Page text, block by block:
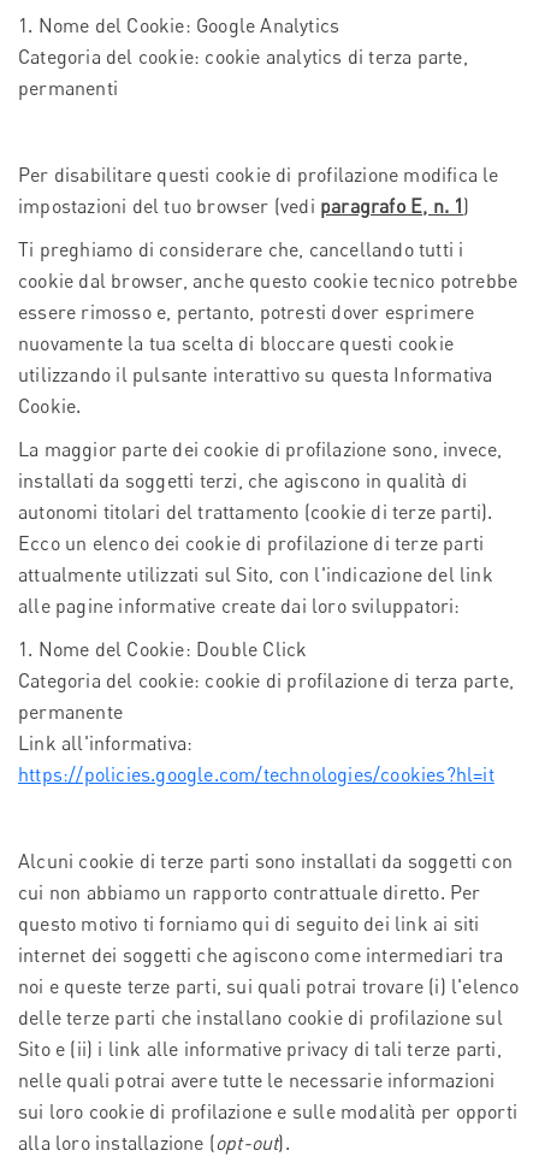
1. Nome del Cookie: Google Analytics
Categoria del cookie: cookie analytics di terza parte,
permanenti
Per disabilitare questi cookie di profilazione modifica le
impostazioni del tuo browser (vedi paragrafo E, n. 1)
Ti preghiamo di considerare che, cancellando tutti i
cookie dal browser, anche questo cookie tecnico potrebbe
essere rimosso e, pertanto, potresti dover esprimere
nuovamente la tua scelta di bloccare questi cookie
utilizzando il pulsante interattivo su questa Informativa
Cookie.
La maggior parte dei cookie di profilazione sono, invece,
installati da soggetti terzi, che agiscono in qualità di
autonomi titolari del trattamento (cookie di terze parti).
Ecco un elenco dei cookie di profilazione di terze parti
attualmente utilizzati sul Sito, con l'indicazione del link
alle pagine informative create dai loro sviluppatori:
1. Nome del Cookie: Double Click
Categoria del cookie: cookie di profilazione di terza parte,
permanente
Link all'informativa:
https://policies.google.com/technologies/cookies?hl=it
Alcuni cookie di terze parti sono installati da soggetti con
cui non abbiamo un rapporto contrattuale diretto. Per
questo motivo ti forniamo qui di seguito dei link ai siti
internet dei soggetti che agiscono come intermediari tra
noi e queste terze parti, sui quali potrai trovare (i) l'elenco
delle terze parti che installano cookie di profilazione sul
Sito e (ii) i link alle informative privacy di tali terze parti,
nelle quali potrai avere tutte le necessarie informazioni
sui loro cookie di profilazione e sulle modalità per opporti
alla loro installazione (opt-out).